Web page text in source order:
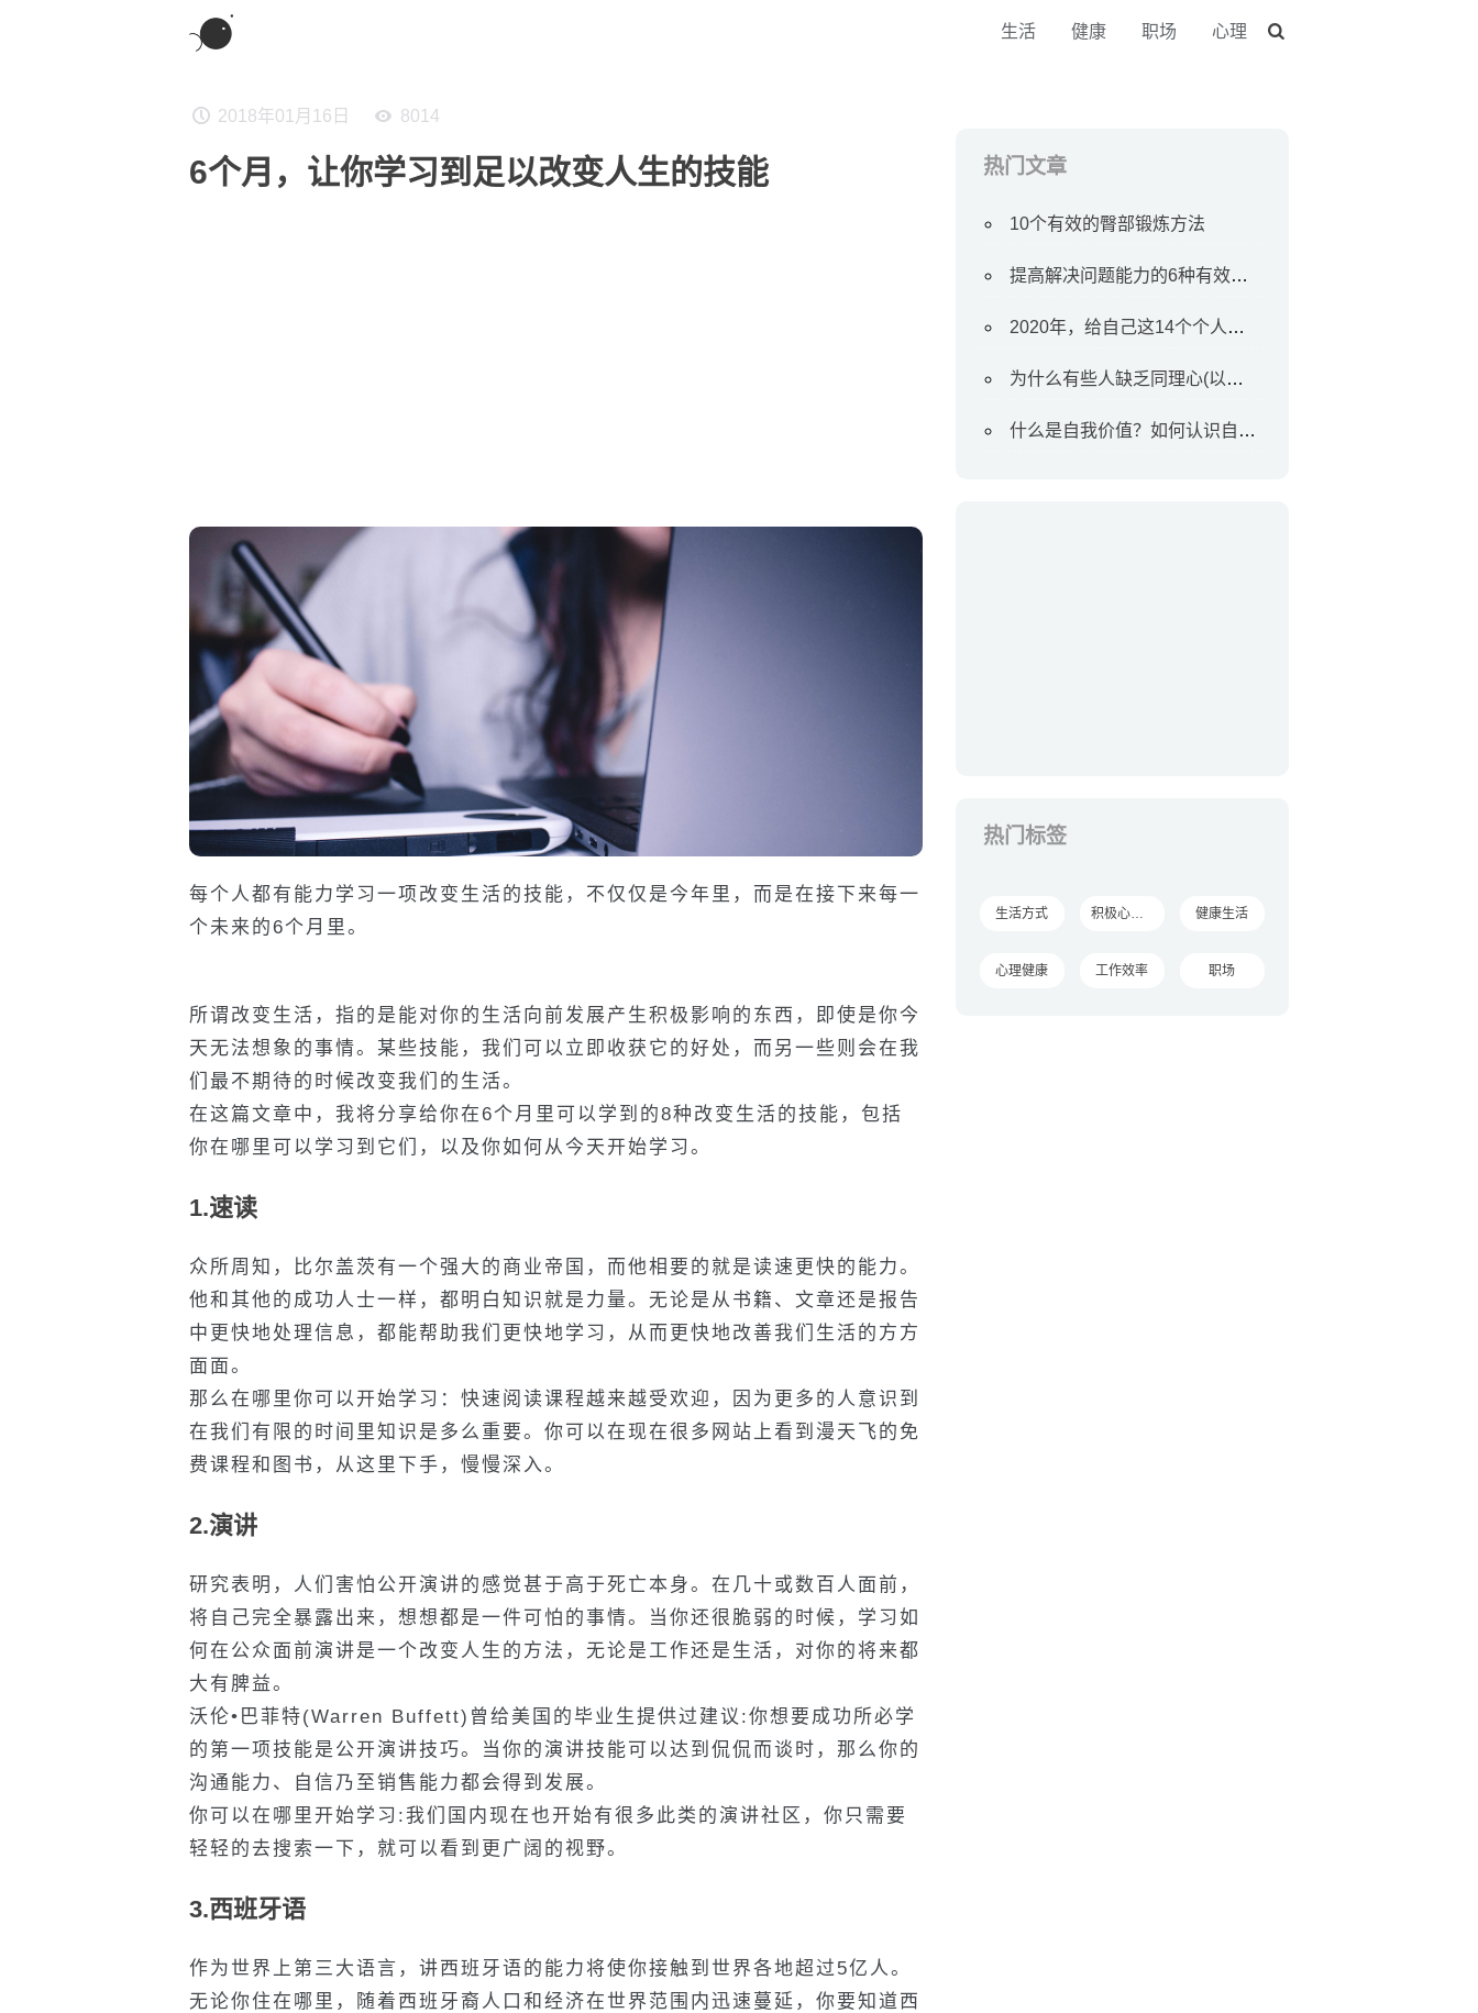
生活 健康 职场 心理
2018年01月16日 8014
6个月，让你学习到足以改变人生的技能
每个人都有能力学习一项改变生活的技能，不仅仅是今年里，而是在接下来每一
个未来的6个月里。
所谓改变生活，指的是能对你的生活向前发展产生积极影响的东西，即使是你今
天无法想象的事情。某些技能，我们可以立即收获它的好处，而另一些则会在我
们最不期待的时候改变我们的生活。
在这篇文章中，我将分享给你在6个月里可以学到的8种改变生活的技能，包括
你在哪里可以学习到它们，以及你如何从今天开始学习。
1.速读
众所周知，比尔盖茨有一个强大的商业帝国，而他相要的就是读速更快的能力。
他和其他的成功人士一样，都明白知识就是力量。无论是从书籍、文章还是报告
中更快地处理信息，都能帮助我们更快地学习，从而更快地改善我们生活的方方
面面。
那么在哪里你可以开始学习：快速阅读课程越来越受欢迎，因为更多的人意识到
在我们有限的时间里知识是多么重要。你可以在现在很多网站上看到漫天飞的免
费课程和图书，从这里下手，慢慢深入。
2.演讲
研究表明，人们害怕公开演讲的感觉甚于高于死亡本身。在几十或数百人面前，
将自己完全暴露出来，想想都是一件可怕的事情。当你还很脆弱的时候，学习如
何在公众面前演讲是一个改变人生的方法，无论是工作还是生活，对你的将来都
大有脾益。
沃伦•巴菲特(Warren Buffett)曾给美国的毕业生提供过建议:你想要成功所必学
的第一项技能是公开演讲技巧。当你的演讲技能可以达到侃侃而谈时，那么你的
沟通能力、自信乃至销售能力都会得到发展。
你可以在哪里开始学习:我们国内现在也开始有很多此类的演讲社区，你只需要
轻轻的去搜索一下，就可以看到更广阔的视野。
3.西班牙语
作为世界上第三大语言，讲西班牙语的能力将使你接触到世界各地超过5亿人。
无论你住在哪里，随着西班牙裔人口和经济在世界范围内迅速蔓延，你要知道西
热门文章
10个有效的臀部锻炼方法
提高解决问题能力的6种有效方法
2020年，给自己这14个个人目标
为什么有些人缺乏同理心(以及如何对待他们)
什么是自我价值？如何认识自我价值
热门标签
生活方式 积极心理学 健康生活
心理健康 工作效率 职场